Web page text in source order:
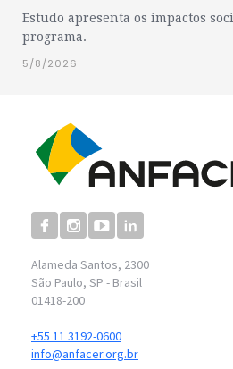
Estudo apresenta os impactos
programa.
5/8/2026
Alameda Santos, 2300
São Paulo, SP - Brasil
01418-200
+55 11 3192-0600
info@anfacer.org.br